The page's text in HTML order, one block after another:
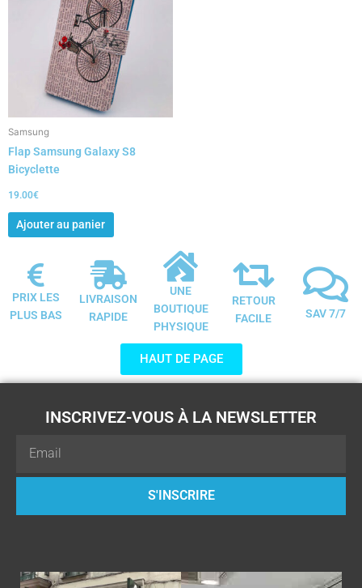
Samsung
Flap Samsung Galaxy S8
Bicyclette
19.00€
Ajouter au panier
PRIX LES
PLUS BAS
LIVRAISON
RAPIDE
UNE
BOUTIQUE
PHYSIQUE
RETOUR
FACILE
SAV 7/7
HAUT DE PAGE
INSCRIVEZ-VOUS À LA NEWSLETTER
S'INSCRIRE